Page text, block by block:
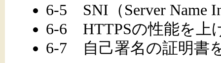
6-5 SNI（Server Name
6-6 HTTPSの性能を上
6-7 自己署名の証明書